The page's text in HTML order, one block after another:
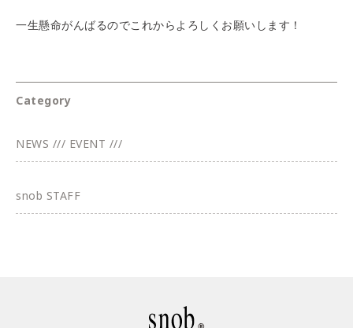
一生懸命がんばるのでこれからよろしくお願いします！
Category
NEWS /// EVENT ///
snob STAFF